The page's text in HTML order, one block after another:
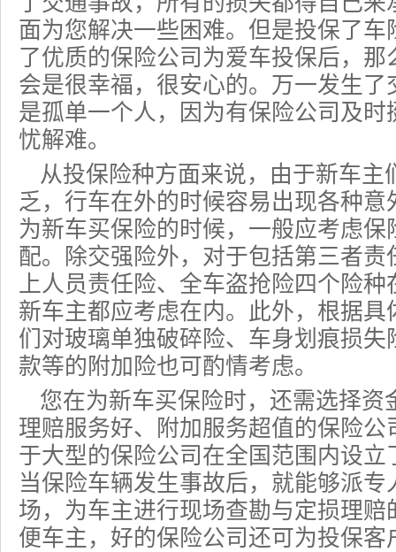
面为您解决一些困难。但是投保了
了优质的保险公司为爱车投保后，
会是很幸福，很安心的。万一发生
是孤单一个人，因为有保险公司及
忧解难。
从投保险种方面来说，由于新车主
乏，行车在外的时候容易出现各种
为新车买保险的时候，一般应考虑
配。除交强险外，对于包括第三者
上人员责任险、全车盗抢险四个险
新车主都应考虑在内。此外，根据
们对玻璃单独破碎险、车身划痕损失
款等的附加险也可酌情考虑。
您在为新车买保险时，还需选择资
理赔服务好、附加服务超值的保险
于大型的保险公司在全国范围内设
当保险车辆发生事故后，就能够派
场，为车主进行现场查勘与定损理
便车主，好的保险公司还可为投保